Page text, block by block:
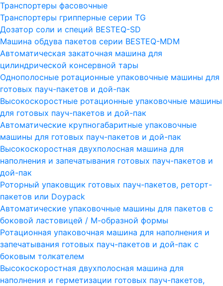
Транспортеры фасовочные
Транспортеры грипперные серии TG
Дозатор соли и специй BESTEQ-SD
Машина обдува пакетов серии ВESTEQ-MDM
Автоматическая закаточная машина для
цилиндрической консервной тары
Однополосные ротационные упаковочные машины для
готовых пауч-пакетов и дой-пак
Высокоскоростные ротационные упаковочные машины
для готовых пауч-пакетов и дой-пак
Автоматические крупногабаритные упаковочные
машины для готовых пауч-пакетов и дой-пак
Высокоскоростная двухполосная машина для
наполнения и запечатывания готовых пауч-пакетов и
дой-пак
Роторный упаковщик готовых пауч-пакетов, реторт-
пакетов или Doypack
Автоматические упаковочные машины для пакетов с
боковой ластовицей / М-образной формы
Ротационная упаковочная машина для наполнения и
запечатывания готовых пауч-пакетов и дой-пак с
боковым толкателем
Высокоскоростная двухполосная машина для
наполнения и герметизации готовых пауч-пакетов,